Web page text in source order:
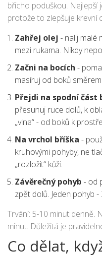
břicho poduškou. Nejlepší
protože to zlepšuje krevní
Zahřej olej - nalij malé
mezi rukama. Nikdy
Začni na bocích -
masíruj od boků
Přejdi na spodní část
přesunuj ruce dolů, k
„vlna“ - od boků k
Na vrchol bříška -
kruhovými pohyby, ne
„rozložit“ kůži.
Závěrečný pohyb - od
zpět dolů. Jeden pohyb
Trvání: 5-10 minut denně.
minut. Důležitá je
Co dělat,